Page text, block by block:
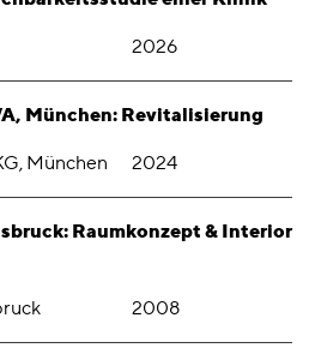
2026
München: Revitalisierung
München 2024
Raumkonzept & Interior
2008